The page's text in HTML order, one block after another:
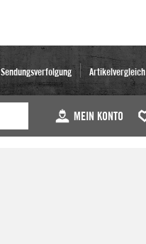
Sendungsverfolgung Artikelvergleich
MEIN KONTO